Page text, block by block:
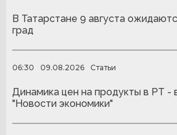
В Татарстане 9 августа
град
06:30 09.08.2026 Статьи
Динамика цен на продукты в РТ -
"Новости экономики"